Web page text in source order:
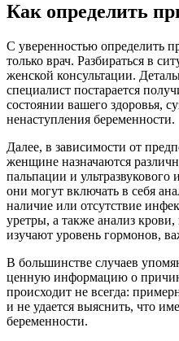
Как определить
С уверенностью определить
только врач. Разбираться в
женской консультации.
специалист постарается
состоянии вашего здоровья,
ненаступления беременности.
Далее, в зависимости от
женщине назначаются
пальпации и
они могут включать в себя
наличие или отсутствие
уретры, а также анализ
изучают уровень гормонов,
В большинстве случаев
ценную информацию о
происходит не всегда:
и не удается выяснить, что
беременности.